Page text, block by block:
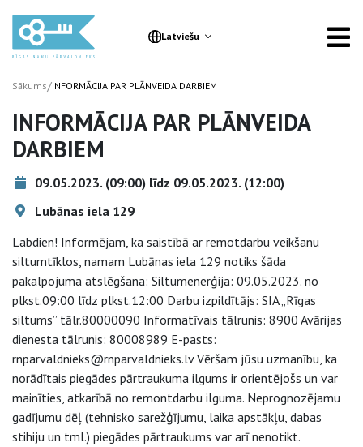
Latviešu
Sākums/INFORMĀCIJA PAR PLĀNVEIDA DARBIEM
INFORMĀCIJA PAR PLĀNVEIDA
DARBIEM
09.05.2023. (09:00) līdz 09.05.2023. (12:00)
Lubānas iela 129
Labdien! Informējam, ka saistībā ar remotdarbu veikšanu
siltumtīklos, namam Lubānas iela 129 notiks šāda
pakalpojuma atslēgšana: Siltumenerģija: 09.05.2023. no
plkst.09:00 līdz plkst.12:00 Darbu izpildītājs: SIA „Rīgas
siltums” tālr.80000090 Informatīvais tālrunis: 8900 Avārijas
dienesta tālrunis: 80008989 E-pasts:
rnparvaldnieks@rnparvaldnieks.lv Vēršam jūsu uzmanību, ka
norādītais piegādes pārtraukuma ilgums ir orientējošs un var
mainīties, atkarībā no remontdarbu ilguma. Neprognozējamu
gadījumu dēļ (tehnisko sarežģījumu, laika apstākļu, dabas
stihiju un tml.) piegādes pārtraukums var arī nenotikt.